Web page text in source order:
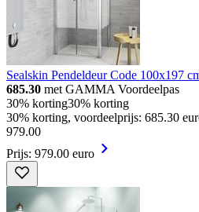
Sealskin Pendeldeur Code 100x197
685.30 met GAMMA Voordeelpas
30% korting30% korting
30% korting, voordeelprijs: 685.30
979.00
Prijs: 979.00 euro